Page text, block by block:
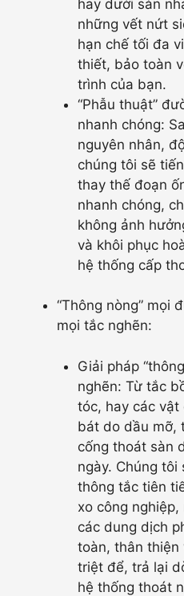
hay dưới sàn
những vết nứt
hạn chế tối đa
thiết, bảo toàn
trình của bạn.
“Phẫu thuật”
nhanh chóng:
nguyên nhân,
chúng tôi sẽ
thay thế đoạn
nhanh chóng,
không ảnh
và khôi phục
hệ thống cấp
“Thông nòng” mọi
mọi tắc nghẽn:
Giải pháp
nghẽn: Từ tắc
tóc, hay các vật
bát do dầu mỡ,
cống thoát sàn
ngày. Chúng
thông tắc tiên
xo công
các dung dịch
toàn, thân thiện
triệt để, trả lại
hệ thống thoát